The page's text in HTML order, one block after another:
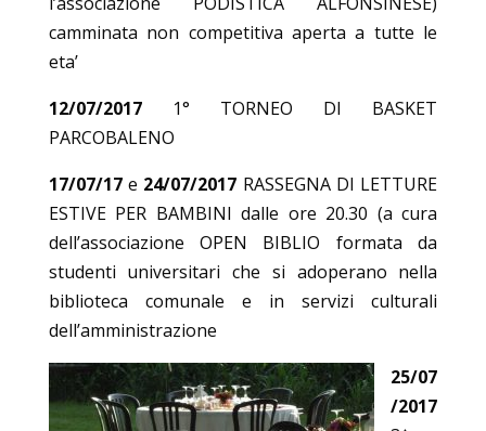
camminata non competitiva aperta a tutte le
eta’
12/07/20171° TORNEO DI BASKET
PARCOBALENO
17/07/17e 24/07/2017 RASSEGNA DI LETTURE
ESTIVE PER BAMBINI dalle ore 20.30 (a cura
dell’associazione OPEN BIBLIO formata da
studenti universitari che si adoperano nella
biblioteca comunale e in servizi culturali
dell’amministrazione
25/07
/2017